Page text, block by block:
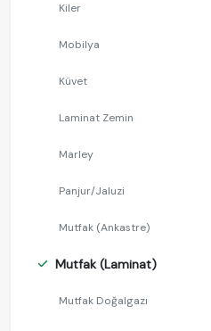
Kiler
Mobilya
Küvet
Laminat Zemin
Marley
Panjur/Jaluzi
Mutfak (Ankastre)
Mutfak (Laminat)
Mutfak Doğalgazı